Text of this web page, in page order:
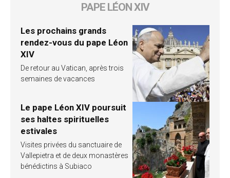
PAPE LÉON XIV
Les prochains grands
rendez-vous du pape Léon
XIV
De retour au Vatican, après trois
semaines de vacances
Le pape Léon XIV poursuit
ses haltes spirituelles
estivales
Visites privées du sanctuaire de
Vallepietra et de deux monastères
bénédictins à Subiaco